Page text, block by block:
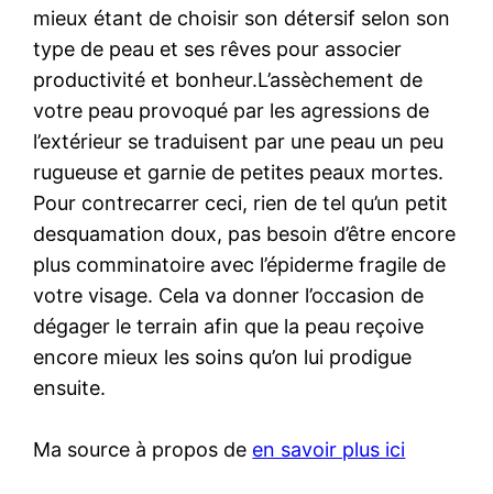
mieux étant de choisir son détersif selon son
type de peau et ses rêves pour associer
productivité et bonheur.L’assèchement de
votre peau provoqué par les agressions de
l’extérieur se traduisent par une peau un peu
rugueuse et garnie de petites peaux mortes.
Pour contrecarrer ceci, rien de tel qu’un petit
desquamation doux, pas besoin d’être encore
plus comminatoire avec l’épiderme fragile de
votre visage. Cela va donner l’occasion de
dégager le terrain afin que la peau reçoive
encore mieux les soins qu’on lui prodigue
ensuite.
Ma source à propos de en savoir plus ici